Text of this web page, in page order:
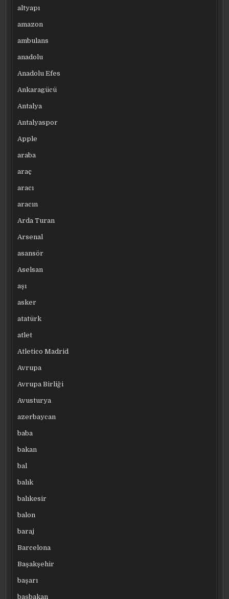
altyapı
amazon
ambulans
anadolu
Anadolu Efes
Ankaragücü
Antalya
Antalyaspor
Apple
araba
araç
aracı
aracın
Arda Turan
Arsenal
asansör
Aselsan
aşı
asker
atatürk
atlet
Atletico Madrid
Avrupa
Avrupa Birliği
Avusturya
azerbaycan
baba
bakan
bal
balık
balıkesir
balon
baraj
Barcelona
Başakşehir
başarı
başbakan